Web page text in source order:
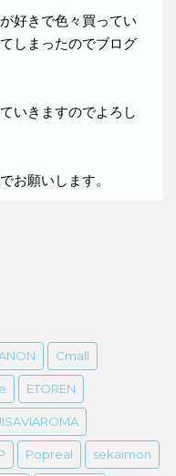
好きで色々買ってい
しまったのでブログ
いきますのでよろし
お願いします。
Cmall
ETOREN
Popreal sekaimon